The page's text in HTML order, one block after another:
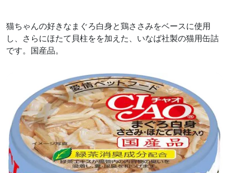
猫ちゃんの好きなまぐろ白身と鶏ささみをベースに使用
し、さらにほたて貝柱をを加えた、いなば社製の猫用缶詰
です。国産品。